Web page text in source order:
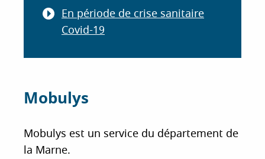
En période de crise sanitaire
Covid-19
Mobulys
Mobulys est un service du département de
la Marne.